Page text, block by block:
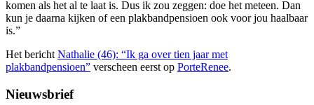
komen als het al te laat is. Dus ik zou zeggen: doe het meteen. Dan
kun je daarna kijken of een plakbandpensioen ook voor jou haalbaar
is.”
Het bericht Nathalie (46): “Ik ga over tien jaar met
plakbandpensioen” verscheen eerst op PorteRenee.
Nieuwsbrief